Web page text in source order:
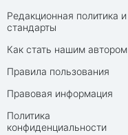
Редакционная политика и
стандарты
Как стать нашим автором
Правила пользования
Правовая информация
Политика
конфиденциальности